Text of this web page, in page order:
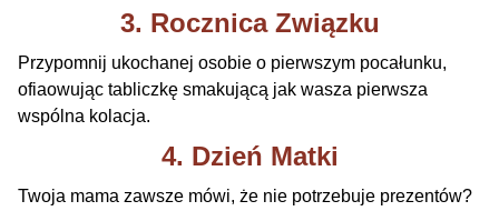
3. Rocznica Związku
Przypomnij ukochanej osobie o pierwszym pocałunku,
ofiaowując tabliczkę smakującą jak wasza pierwsza
wspólna kolacja.
4. Dzień Matki
Twoja mama zawsze mówi, że nie potrzebuje prezentów?